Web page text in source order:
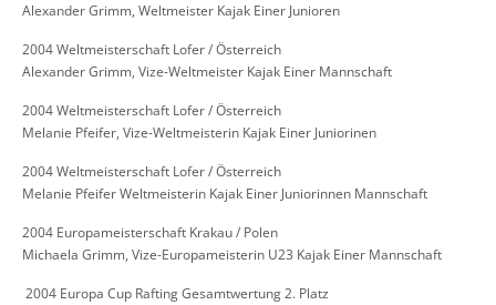
Alexander Grimm, Weltmeister Kajak Einer Junioren
2004 Weltmeisterschaft Lofer / Österreich
Alexander Grimm, Vize-Weltmeister Kajak Einer Mannschaft
2004 Weltmeisterschaft Lofer / Österreich
Melanie Pfeifer, Vize-Weltmeisterin Kajak Einer Juniorinen
2004 Weltmeisterschaft Lofer / Österreich
Melanie Pfeifer Weltmeisterin Kajak Einer Juniorinnen Mannschaft
2004 Europameisterschaft Krakau / Polen
Michaela Grimm, Vize-Europameisterin U23 Kajak Einer Mannschaft
​ 2004 Europa Cup Rafting Gesamtwertung 2. Platz